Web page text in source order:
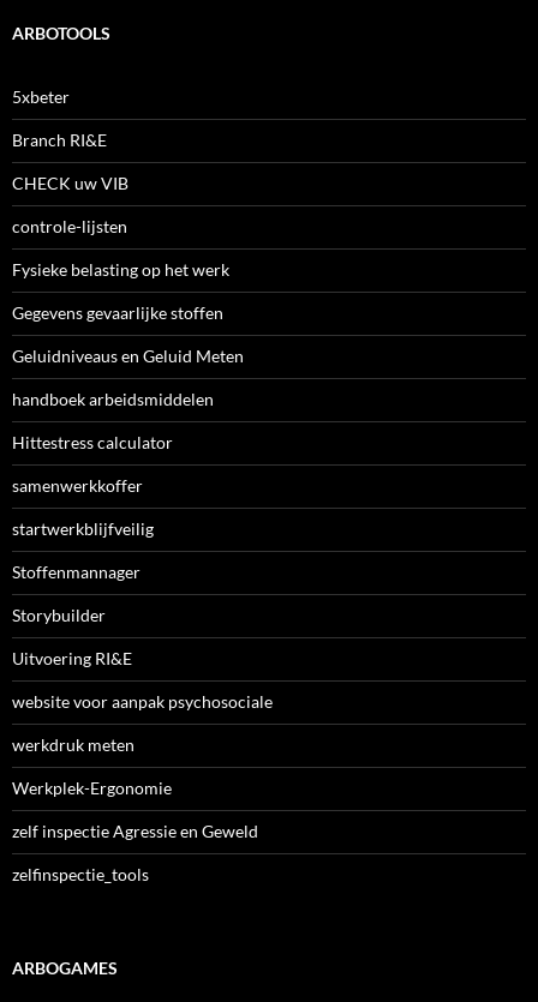
ARBOTOOLS
5xbeter
Branch RI&E
CHECK uw VIB
controle-lijsten
Fysieke belasting op het werk
Gegevens gevaarlijke stoffen
Geluidniveaus en Geluid Meten
handboek arbeidsmiddelen
Hittestress calculator
samenwerkkoffer
startwerkblijfveilig
Stoffenmannager
Storybuilder
Uitvoering RI&E
website voor aanpak psychosociale
werkdruk meten
Werkplek-Ergonomie
zelf inspectie Agressie en Geweld
zelfinspectie_tools
ARBOGAMES